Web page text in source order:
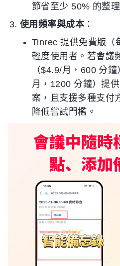
節省至少 50% 的整理
使用頻率與成本 ：
Tinrec 提供免費版（
輕度使用者。若會議
（$4.9/月，600 分
月，1200 分鐘）提
案，且支援多種支付
降低嘗試門檻。